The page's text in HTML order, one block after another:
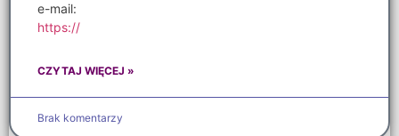
e-mail:
https://
CZYTAJ WIĘCEJ »
Brak komentarzy